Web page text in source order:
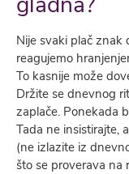
Nije svaki plač znak
reagujemo
To kasnije može
Držite se dnevnog
zaplače. Ponekada
Tada ne insistirajte,
(ne izlazite iz
što se proverava na